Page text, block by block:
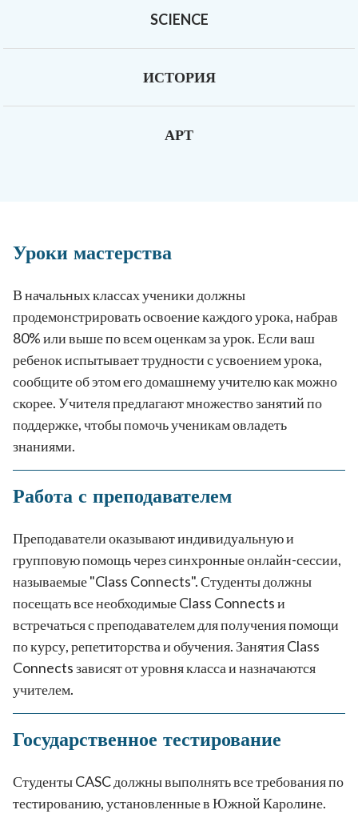
SCIENCE
ИСТОРИЯ
АРТ
Уроки мастерства
В начальных классах ученики должны
продемонстрировать освоение каждого урока, набрав
80% или выше по всем оценкам за урок. Если ваш
ребенок испытывает трудности с усвоением урока,
сообщите об этом его домашнему учителю как можно
скорее. Учителя предлагают множество занятий по
поддержке, чтобы помочь ученикам овладеть
знаниями.
Работа с преподавателем
Преподаватели оказывают индивидуальную и
групповую помощь через синхронные онлайн-сессии,
называемые "Class Connects". Студенты должны
посещать все необходимые Class Connects и
встречаться с преподавателем для получения помощи
по курсу, репетиторства и обучения. Занятия Class
Connects зависят от уровня класса и назначаются
учителем.
Государственное тестирование
Студенты CASC должны выполнять все требования по
тестированию, установленные в Южной Каролине.